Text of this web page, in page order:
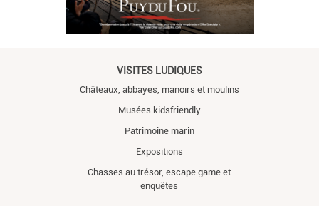
VISITES LUDIQUES
Châteaux, abbayes, manoirs et moulins
Musées kidsfriendly
Patrimoine marin
Expositions
Chasses au trésor, escape game et
enquêtes